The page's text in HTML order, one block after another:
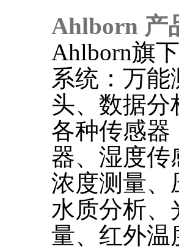
Ahlborn 产
Ahlborn旗
系统：万
头、数据分
各种传感器
器、湿度传
浓度测量、
水质分析、
量、红外温